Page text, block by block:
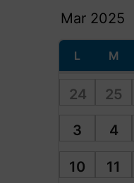
L M
24 25
3 4
10 11